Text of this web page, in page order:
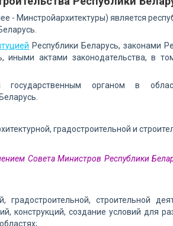
- Минстройархитектуры) является
Республики Беларусь, законами
иными актами законодательства, в
органом в
градостроительной и
Совета Министров Республики
градостроительной, строительной
конструкций, создание условий для